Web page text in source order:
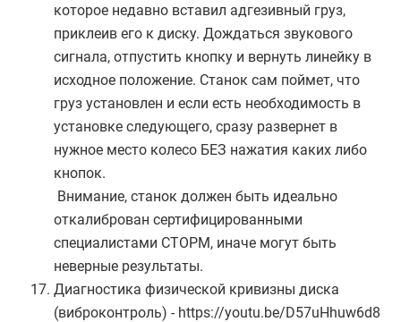
которое недавно вставил адгезивный груз,
приклеив его к диску. Дождаться звукового
сигнала, отпустить кнопку и вернуть линейку в
исходное положение. Станок сам поймет, что
груз установлен и если есть необходимость в
установке следующего, сразу развернет в
нужное место колесо БЕЗ нажатия каких либо
кнопок.
Внимание, станок должен быть идеально
откалиброван сертифицированными
специалистами СТОРМ, иначе могут быть
неверные результаты.
Диагностика физической кривизны диска
(виброконтроль) - https://youtu.be/D57uHhuw6d8